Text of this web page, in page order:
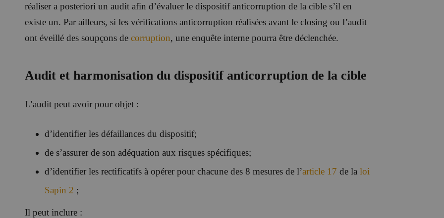
réaliser a posteriori un audit afin d’évaluer le dispositif anticorruption de la cible s’il en
existe un. Par ailleurs, si les vérifications anticorruption réalisées avant le closing ou l’audit
ont éveillé des soupçons de corruption, une enquête interne pourra être déclenchée.
Audit et harmonisation du dispositif anticorruption de la cible
L’audit peut avoir pour objet :
d’identifier les défaillances du dispositif;
de s’assurer de son adéquation aux risques spécifiques;
d’identifier les rectificatifs à opérer pour chacune des 8 mesures de l’article 17 de la loi
Sapin 2 ;
Il peut inclure :